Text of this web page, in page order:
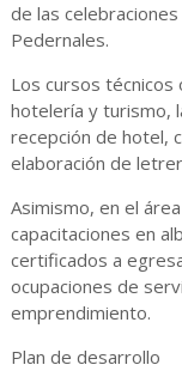
de las
Pedernales.
Los cursos técnicos
hotelería y turismo,
recepción de hotel,
elaboración de
Asimismo, en el
capacitaciones en
certificados a
ocupaciones de
emprendimiento.
Plan de desarrollo